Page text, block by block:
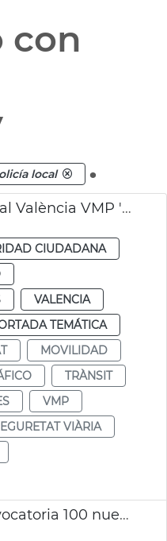
con
local .
Campaña Policía Local València VMP 'Conecta con la vía'
CIUDADANA
VALENCIA
TEMÁTICA
MOVILIDAD
TRÀNSIT
VMP
VIÀRIA
Aprobada bases convocatoria 100 nuevos agentes Policía Local